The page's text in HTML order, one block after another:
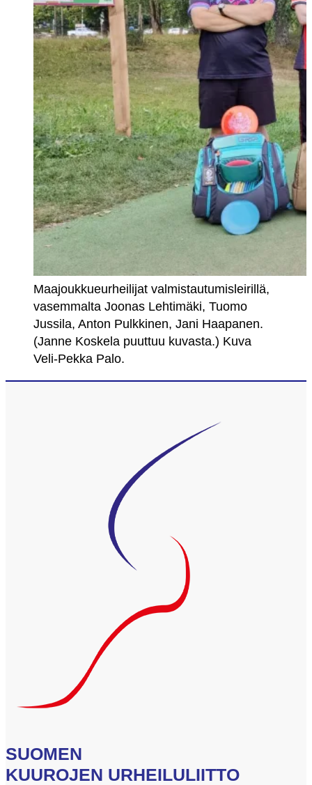
Maajoukkueurheilijat valmistautumisleirillä,
vasemmalta Joonas Lehtimäki, Tuomo
Jussila, Anton Pulkkinen, Jani Haapanen.
(Janne Koskela puuttuu kuvasta.) Kuva
Veli-Pekka Palo.
SUOMEN
KUUROJEN URHEILULIITTO